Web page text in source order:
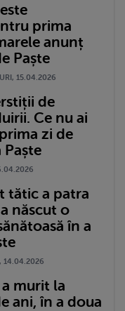
prima
anunț
Paște
15.04.2026
de
Ce nu ai
zi de
tătic a patra
născut o
în a
14.04.2026
a murit la
ani, în a doua